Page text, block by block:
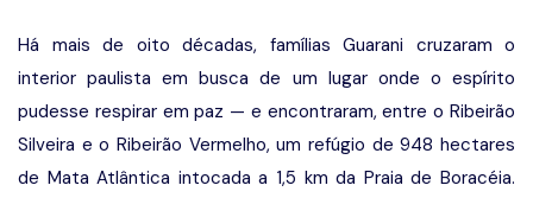
Há mais de oito décadas, famílias Guarani cruzaram o
interior paulista em busca de um lugar onde o espírito
pudesse respirar em paz — e encontraram, entre o Ribeirão
Silveira e o Ribeirão Vermelho, um refúgio de 948 hectares
de Mata Atlântica intocada a 1,5 km da Praia de Boracéia.